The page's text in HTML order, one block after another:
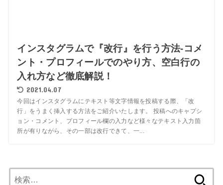
インスタグラムで『改行』を行う方法-コメ
ント・プロフィールでのやり方、空白行の
入れ方など徹底解説！
2021.04.07
今回はインスタグラムにテキスト等文字情報を投稿する際、「改
行」をうまく挿入する方法をご紹介いたします。 投稿へのキャプシ
ョン・コメント、プロフィール欄の入力など様々なテキスト入力箇
所が有りながら、その一部は改行できて、一...